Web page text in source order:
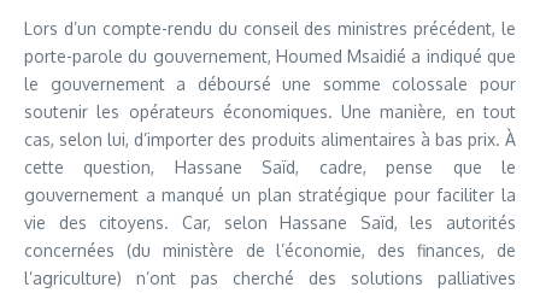
Lors d’un compte-rendu du conseil des ministres précédent, le
porte-parole du gouvernement, Houmed Msaidié a indiqué que
le gouvernement a déboursé une somme colossale pour
soutenir les opérateurs économiques. Une manière, en tout
cas, selon lui, d’importer des produits alimentaires à bas prix. À
cette question, Hassane Saïd, cadre, pense que le
gouvernement a manqué un plan stratégique pour faciliter la
vie des citoyens. Car, selon Hassane Saïd, les autorités
concernées (du ministère de l’économie, des finances, de
l’agriculture) n’ont pas cherché des solutions palliatives